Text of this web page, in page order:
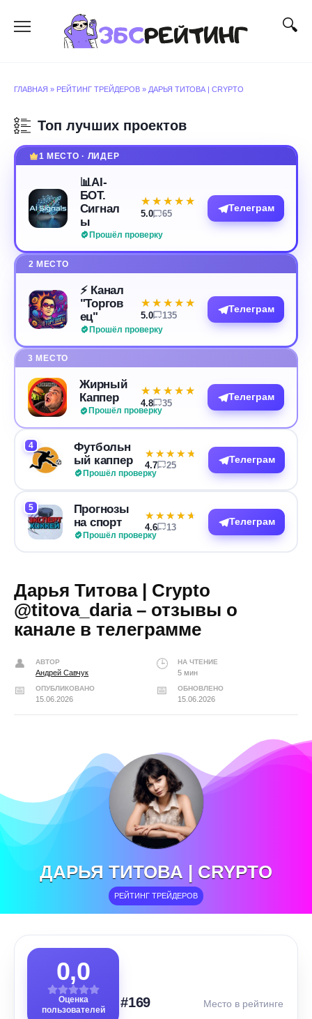
содержанию
ГЛАВНАЯ » РЕЙТИНГ ТРЕЙДЕРОВ » ДАРЬЯ ТИТОВА | CRYPTO
Топ лучших проектов
1 МЕСТО · ЛИДЕР
📊AI-
БОТ.
Сигнал
ы
Прошёл проверку
★★★★★
★★★★★
5.0 65
Телеграм
2 МЕСТО
⚡️ Канал
"Торгов
ец"
Прошёл проверку
★★★★★
★★★★★
5.0 135
Телеграм
3 МЕСТО
Жирный
Каппер
Прошёл проверку
★★★★★
★★★★★
4.8 35
Телеграм
4
Футбольн
ый каппер
Прошёл проверку
★★★★★
★★★★★
4.7 25
Телеграм
5
Прогнозы
на спорт
Прошёл проверку
★★★★★
★★★★★
4.6 13
Телеграм
Дарья Титова | Crypto
@titova_daria – отзывы о
канале в телеграмме
АВТОР
Андрей Савчук
НА ЧТЕНИЕ
5 мин
ОПУБЛИКОВАНО
15.06.2026
ОБНОВЛЕНО
15.06.2026
ДАРЬЯ ТИТОВА | CRYPTO
РЕЙТИНГ ТРЕЙДЕРОВ
0,0
Оценка
пользователей
#169 Место в рейтинге